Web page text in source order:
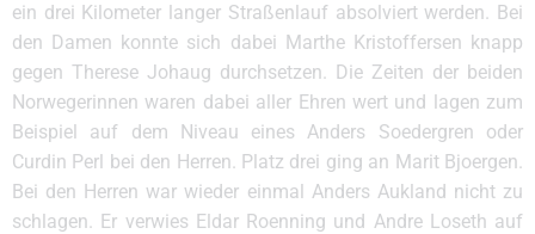
ein drei Kilometer langer Straßenlauf absolviert werden. Bei
den Damen konnte sich dabei Marthe Kristoffersen knapp
gegen Therese Johaug durchsetzen. Die Zeiten der beiden
Norwegerinnen waren dabei aller Ehren wert und lagen zum
Beispiel auf dem Niveau eines Anders Soedergren oder
Curdin Perl bei den Herren. Platz drei ging an Marit Bjoergen.
Bei den Herren war wieder einmal Anders Aukland nicht zu
schlagen. Er verwies Eldar Roenning und Andre Loseth auf